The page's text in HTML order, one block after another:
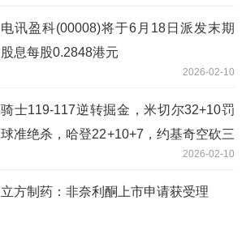
电讯盈科(00008)将于6月18日派发末期
股息每股0.2848港元
2026-02-10
骑士119-117逆转掘金，米切尔32+10罚
球准绝杀，哈登22+10+7，约基奇空砍三
2026-02-10
立方制药：非奈利酮上市申请获受理